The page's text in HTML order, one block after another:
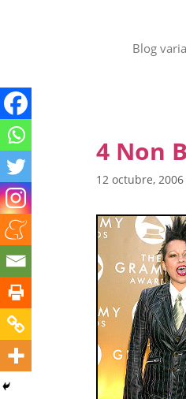
Blog
4 Non
12 octubre, 2006